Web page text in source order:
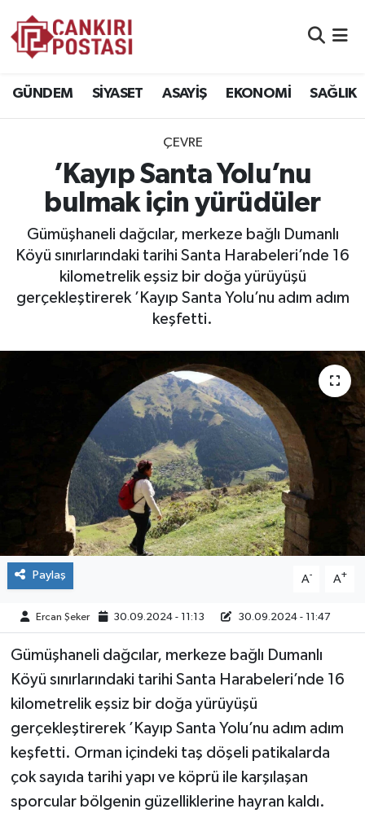
GÜNDEM SİYASET ASAYİŞ EKONOMİ SAĞLIK
ÇEVRE
’Kayıp Santa Yolu’nu
bulmak için yürüdüler
Gümüşhaneli dağcılar, merkeze bağlı Dumanlı
Köyü sınırlarındaki tarihi Santa Harabeleri’nde 16
kilometrelik eşsiz bir doğa yürüyüşü
gerçekleştirerek ’Kayıp Santa Yolu’nu adım adım
keşfetti.
Paylaş A- A+
Ercan Şeker 30.09.2024 - 11:13 30.09.2024 - 11:47
Gümüşhaneli dağcılar, merkeze bağlı Dumanlı
Köyü sınırlarındaki tarihi Santa Harabeleri’nde 16
kilometrelik eşsiz bir doğa yürüyüşü
gerçekleştirerek ’Kayıp Santa Yolu’nu adım adım
keşfetti. Orman içindeki taş döşeli patikalarda
çok sayıda tarihi yapı ve köprü ile karşılaşan
sporcular bölgenin güzelliklerine hayran kaldı.
EKONOMİ
SAĞLIK
SPOR
YAŞAM
İLÇELER
RESMİ İLANLAR
KÜLTÜR
TURİZM
BİLİM&TEKNOLOJİ
BÖLGE
DÜNYA
Trafik Durumu
Süper Lig Puan Durumu ve Fikstür
Tüm Manşetler
Son Dakika Haberleri
Haber Arşivi